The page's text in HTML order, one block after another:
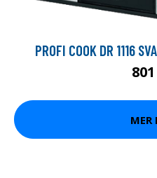
PROFI COOK DR 1116
MER